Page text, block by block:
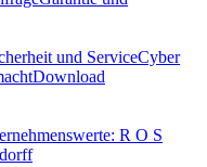
und ServiceCyber
Download
R O S